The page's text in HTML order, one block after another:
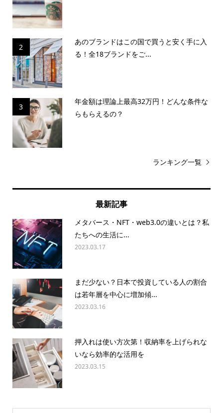
2
あのブランドはこの国で買うと安く手に入
る！全18ブランドをご...
3
年金額は理論上最高32万円！どんな条件な
らもらえるの？
ランキング一覧
最新記事
メタバース・NFT・web3.0の違いとは？私
たちへの生活に...
2023.03.17
まだ少ない？日本で投資している人の割合
は若年層を中心に増加傾...
2023.03.16
押入れは使い方次第！収納率を上げられな
いなら効率的な活用を
2023.03.15